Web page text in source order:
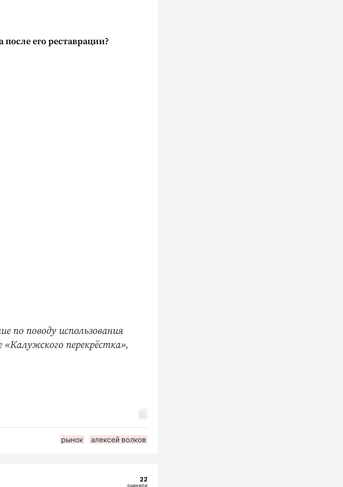
его реставрации?
по поводу использования
перекрёстка»,
рынок алексей волков
22
оценили